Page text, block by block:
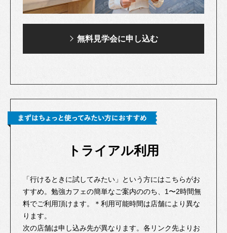
無料見学会に申し込む
トライアル利用
「行けるときに試してみたい」という方にはこちらがお
すすめ。勉強カフェの簡単なご案内ののち、1〜2時間無
料でご利用頂けます。＊利用可能時間は店舗により異な
ります。
次の店舗は申し込み先が異なります。各リンク先よりお